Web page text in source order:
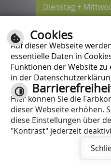
Dienstag +
Donnerstag: 08:30
18:00 Uhr
Freitag: 07:00 -
Kontrast
Inhalt|Impressum
Barrierefreiheit
Cookies
Auf dieser Webseite
essentielle Daten in
Funktionen der Website
in der
Hier können Sie die
dieser Webseite erhöhen.
diese Einstellungen über
"Kontrast" jederzeit